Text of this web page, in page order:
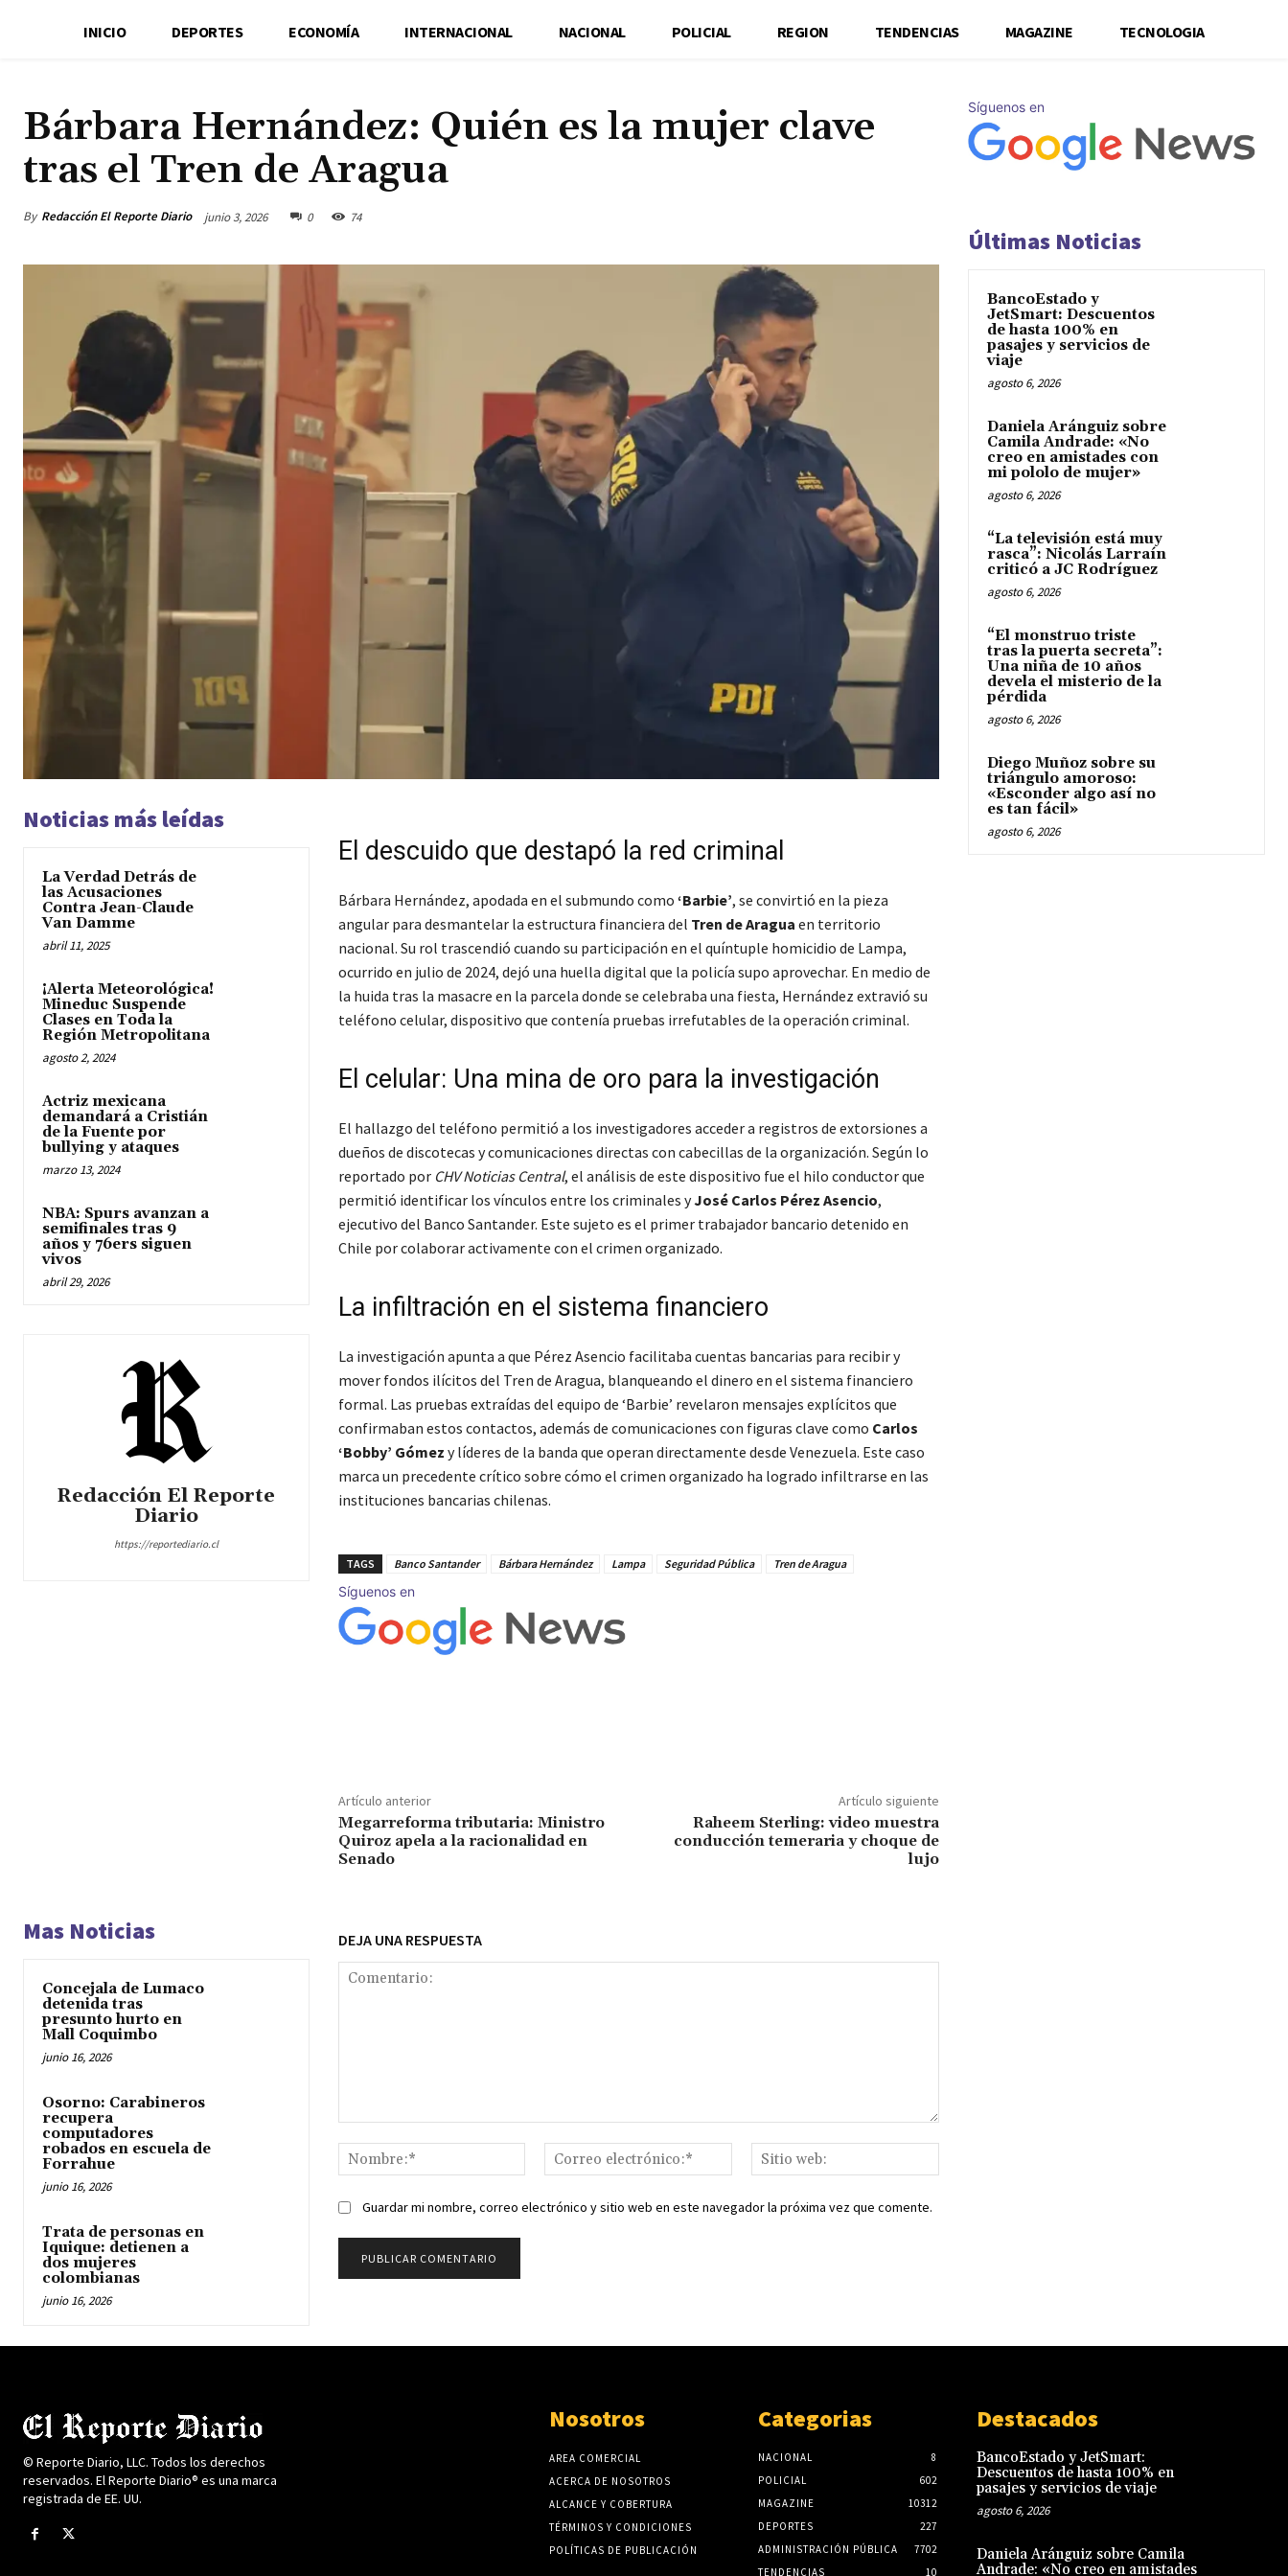
INICIO DEPORTES ECONOMÍA INTERNACIONAL NACIONAL POLICIAL REGION TENDENCIAS MAGAZINE TECNOLOGIA
Bárbara Hernández: Quién es la mujer clave
tras el Tren de Aragua
By Redacción El Reporte Diario junio 3, 2026 0 74
Noticias más leídas
La Verdad Detrás de
las Acusaciones
Contra Jean-Claude
Van Damme
abril 11, 2025
¡Alerta Meteorológica!
Mineduc Suspende
Clases en Toda la
Región Metropolitana
agosto 2, 2024
Actriz mexicana
demandará a Cristián
de la Fuente por
bullying y ataques
marzo 13, 2024
NBA: Spurs avanzan a
semifinales tras 9
años y 76ers siguen
vivos
abril 29, 2026
Redacción El Reporte
Diario
https://reportediario.cl
El descuido que destapó la red criminal
Bárbara Hernández, apodada en el submundo como ‘Barbie’, se convirtió en la pieza
angular para desmantelar la estructura financiera del Tren de Aragua en territorio
nacional. Su rol trascendió cuando su participación en el quíntuple homicidio de Lampa,
ocurrido en julio de 2024, dejó una huella digital que la policía supo aprovechar. En medio de
la huida tras la masacre en la parcela donde se celebraba una fiesta, Hernández extravió su
teléfono celular, dispositivo que contenía pruebas irrefutables de la operación criminal.
El celular: Una mina de oro para la investigación
El hallazgo del teléfono permitió a los investigadores acceder a registros de extorsiones a
dueños de discotecas y comunicaciones directas con cabecillas de la organización. Según lo
reportado por CHV Noticias Central, el análisis de este dispositivo fue el hilo conductor que
permitió identificar los vínculos entre los criminales yJosé Carlos Pérez Asencio,
ejecutivo del Banco Santander. Este sujeto es el primer trabajador bancario detenido en
Chile por colaborar activamente con el crimen organizado.
La infiltración en el sistema financiero
La investigación apunta a que Pérez Asencio facilitaba cuentas bancarias para recibir y
mover fondos ilícitos del Tren de Aragua, blanqueando el dinero en el sistema financiero
formal. Las pruebas extraídas del equipo de ‘Barbie’ revelaron mensajes explícitos que
confirmaban estos contactos, además de comunicaciones con figuras clave como Carlos
‘Bobby’ Gómez y líderes de la banda que operan directamente desde Venezuela. Este caso
marca un precedente crítico sobre cómo el crimen organizado ha logrado infiltrarse en las
instituciones bancarias chilenas.
TAGS Banco Santander Bárbara Hernández Lampa Seguridad Pública Tren de Aragua
Síguenos en
Artículo anterior
Megarreforma tributaria: Ministro
Quiroz apela a la racionalidad en
Senado
Artículo siguiente
Raheem Sterling: video muestra
conducción temeraria y choque de
lujo
Mas Noticias
Concejala de Lumaco
detenida tras
presunto hurto en
Mall Coquimbo
junio 16, 2026
Osorno: Carabineros
recupera
computadores
robados en escuela de
Forrahue
junio 16, 2026
Trata de personas en
Iquique: detienen a
dos mujeres
colombianas
junio 16, 2026
DEJA UNA RESPUESTA
Nombre:*
Correo
electrónico:*
web:
Guardar mi nombre, correo electrónico y sitio web en este navegador la próxima vez que comente.
Síguenos en
Últimas Noticias
BancoEstado y
JetSmart: Descuentos
de hasta 100% en
pasajes y servicios de
viaje
agosto 6, 2026
Daniela Aránguiz sobre
Camila Andrade: «No
creo en amistades con
mi pololo de mujer»
agosto 6, 2026
“La televisión está muy
rasca”: Nicolás Larraín
criticó a JC Rodríguez
agosto 6, 2026
“El monstruo triste
tras la puerta secreta”:
Una niña de 10 años
devela el misterio de la
pérdida
agosto 6, 2026
Diego Muñoz sobre su
triángulo amoroso:
«Esconder algo así no
es tan fácil»
agosto 6, 2026
© Reporte Diario, LLC. Todos los derechos
reservados. El Reporte Diario® es una marca
registrada de EE. UU.
Nosotros
AREA COMERCIAL
ACERCA DE NOSOTROS
ALCANCE Y COBERTURA
TÉRMINOS Y CONDICIONES
POLÍTICAS DE PUBLICACIÓN
Categorias
NACIONAL
8
POLICIAL
602
MAGAZINE
10312
DEPORTES
227
ADMINISTRACIÓN PÚBLICA
7702
TENDENCIAS
10
Destacados
BancoEstado y JetSmart:
Descuentos de hasta 100% en
pasajes y servicios de viaje
agosto 6, 2026
Daniela Aránguiz sobre Camila
Andrade: «No creo en amistades